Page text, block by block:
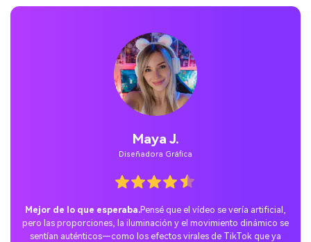
Jordan P.
Usuario Casual
Sorpresa perfecta para TikTok.Probé el Efecto Caminata
Rápida con un prompt divertido y lo compartí en TikTok. Las
reacciones fueron increíbles: a la gente le encantó el estilo